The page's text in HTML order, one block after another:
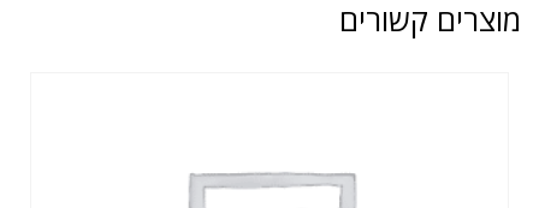
מוצרים קשורים